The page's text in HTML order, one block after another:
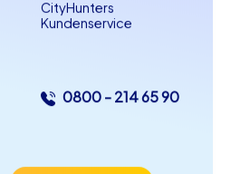
CityHunters
Kundenservice
0800 - 214 65 90